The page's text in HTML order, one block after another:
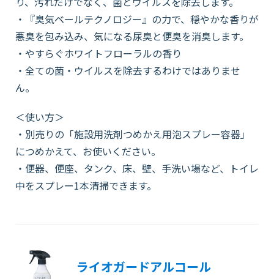
・『臭気ベールテクノロジー』の力で、穏やかな香りが
悪臭を包み込み、気になる尿臭と便臭を消臭します。
・やすらぐホワイトフローラルの香り
・全ての菌・ウイルスを除去するわけではありませ
ん。
＜使い方＞
・別売りの「施設用洗剤つめかえ用泡スプレー容器」
につめかえて、お使いください。
・便器、便座、タンク、床、壁、手洗い場など、トイレ
中をスプレー1本清掃できます。
ライオガードアルコール